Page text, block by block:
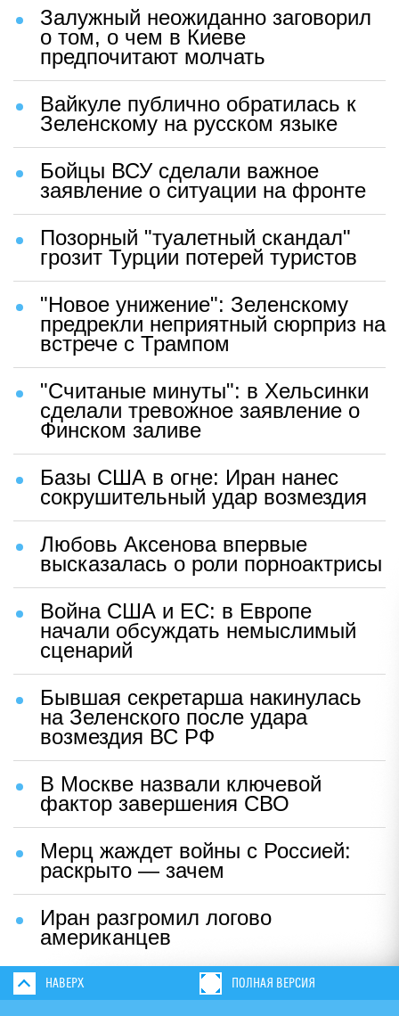
Залужный неожиданно заговорил
о том, о чем в Киеве
предпочитают молчать
Вайкуле публично обратилась к
Зеленскому на русском языке
Бойцы ВСУ сделали важное
заявление о ситуации на фронте
Позорный "туалетный скандал"
грозит Турции потерей туристов
"Новое унижение": Зеленскому
предрекли неприятный сюрприз на
встрече с Трампом
"Считаные минуты": в Хельсинки
сделали тревожное заявление о
Финском заливе
Базы США в огне: Иран нанес
сокрушительный удар возмездия
Любовь Аксенова впервые
высказалась о роли порноактрисы
Война США и ЕС: в Европе
начали обсуждать немыслимый
сценарий
Бывшая секретарша накинулась
на Зеленского после удара
возмездия ВС РФ
В Москве назвали ключевой
фактор завершения СВО
Мерц жаждет войны с Россией:
раскрыто — зачем
Иран разгромил логово
американцев
НАВЕРХ ПОЛНАЯ ВЕРСИЯ